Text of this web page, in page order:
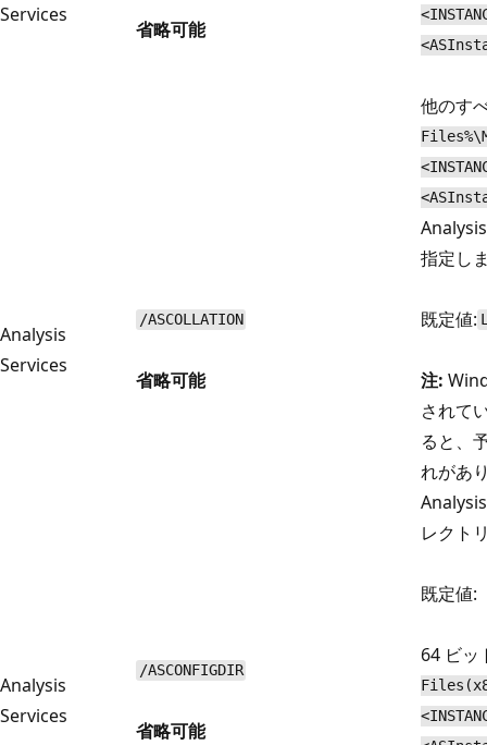
Services
省略可能
他のす
Analysis
Services
/ASCOLLATION
省略可能
指定し
既定値:
注:
されて
ると、
れがあ
Analysis
Services
/ASCONFIGDIR
省略可能
レクト
既定値:
64 ビッ